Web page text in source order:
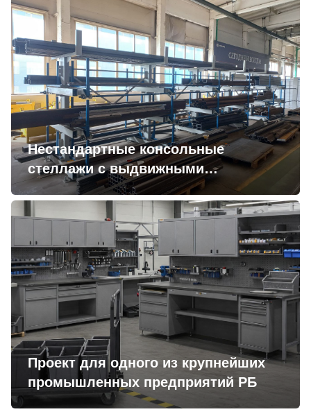
Нестандартные консольные
стеллажи с выдвижными
консолями для хранения
металлопроката на производстве
Проект для одного из крупнейших
промышленных предприятий РБ